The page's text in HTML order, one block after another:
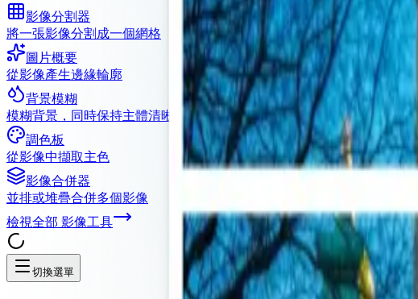
影像分割器
將一張影像分割成一個網格
圖片概要
從影像產生邊緣輪廓
背景模糊
模糊背景，同時保持主體清晰
調色板
從影像中擷取主色
影像合併器
並排或堆疊合併多個影像
檢視全部 影像工具
切換選單